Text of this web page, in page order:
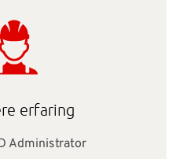
erfaring
Administrator